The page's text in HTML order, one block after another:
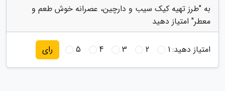
به "طرز تهیه کیک سیب و دارچین، عصرانه خوش طعم و
معطر" امتیاز دهید
امتیاز دهید:1
2
3
4
5 رای